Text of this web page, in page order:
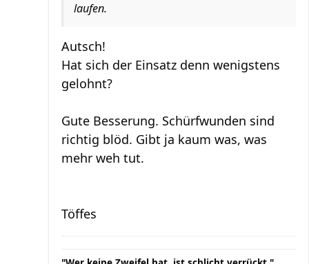
laufen.
Autsch!
Hat sich der Einsatz denn wenigstens
gelohnt?
Gute Besserung. Schürfwunden sind
richtig blöd. Gibt ja kaum was, was
mehr weh tut.
Töffes